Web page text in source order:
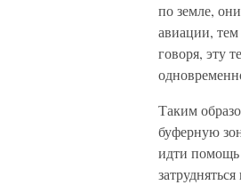
по земле,
авиации,
говоря, эту
Таким
буферную
идти помощь